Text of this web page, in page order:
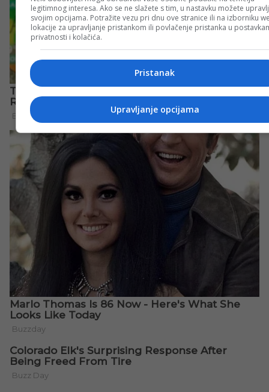
legitimnog interesa. Ako se ne slažete s tim, u nastavku možete
svojim opcijama. Potražite vezu pri dnu ove stranice ili na izborniku
lokacije za upravljanje pristankom ili povlačenje pristanka u
privatnosti i kolačića.
Pristanak
Upravljanje opcijama